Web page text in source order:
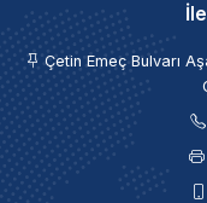
Çetin Emeç Bulvarı